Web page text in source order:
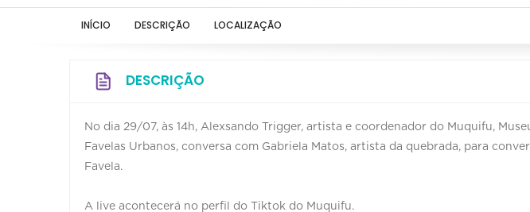
INÍCIO DESCRIÇÃO LOCALIZAÇÃO
DESCRIÇÃO
No dia 29/07, às 14h, Alexsando Trigger, artista e coordenador do Muquifu,
Favelas Urbanos, conversa com Gabriela Matos, artista da quebrada, para
Favela.
A live acontecerá no perfil do Tiktok do Muquifu.